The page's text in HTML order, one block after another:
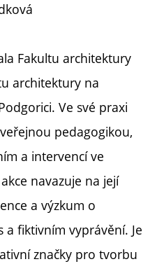
Fakultu architektury
architektury na
Ve své praxi
pedagogikou,
a intervencí ve
navazuje na její
a výzkum o
fiktivním vyprávění. Je
značky pro tvorbu